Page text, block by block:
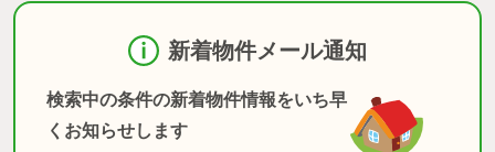
新着物件メール通知
検索中の条件の新着物件情報をいち早
くお知らせします